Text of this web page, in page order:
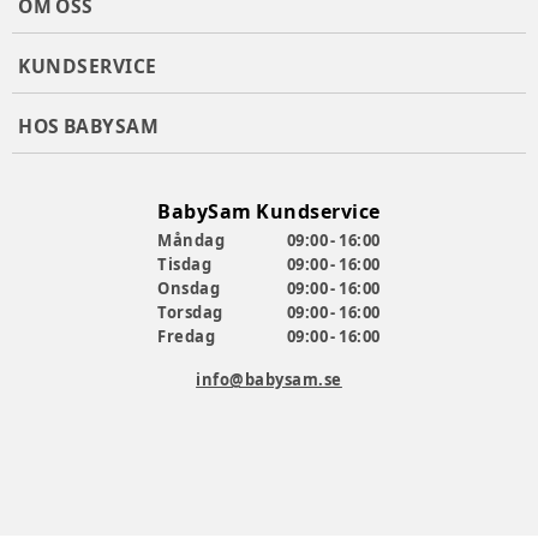
OM OSS
KUNDSERVICE
HOS BABYSAM
BabySam Kundservice
Måndag
09:00 - 16:00
Tisdag
09:00 - 16:00
Onsdag
09:00 - 16:00
Torsdag
09:00 - 16:00
Fredag
09:00 - 16:00
info@babysam.se